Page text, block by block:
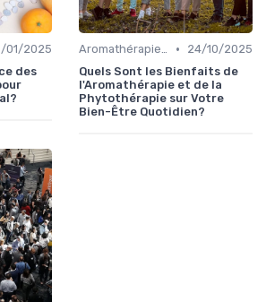
01/2025
des
Aromathérapie et Phytothérapie •
24/10/2025
Quels Sont les Bienfaits de
l'Aromathérapie et de la
Phytothérapie sur Votre
Bien-Être Quotidien?